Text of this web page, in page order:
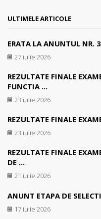
ULTIMELE ARTICOLE
ERATA LA ANUNTUL NR.
27 iulie 2026
REZULTATE FINALE
FUNCTIA ...
23 iulie 2026
REZULTATE FINALE
23 iulie 2026
REZULTATE FINALE
DE ...
21 iulie 2026
ANUNT ETAPA DE
17 iulie 2026